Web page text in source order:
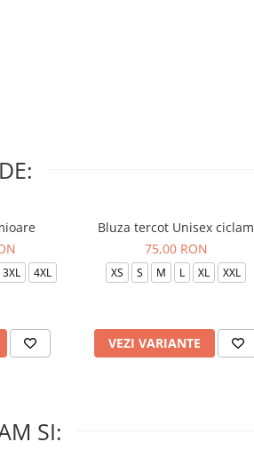
3XL 4XL
Bluza tercot Unisex ciclam
75,00 RON
XS S M L XL XXL
VEZI VARIANTE
SI: